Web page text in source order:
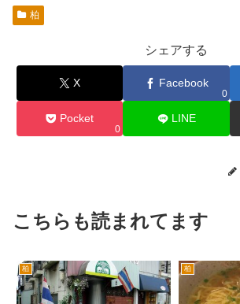
柏
シェアする
X Facebook
0
Pocket
0
LINE
こちらも読まれてます
柏 柏